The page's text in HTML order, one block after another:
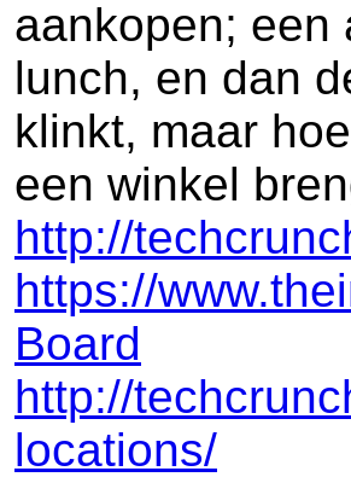
aankopen; een
lunch, en dan
klinkt, maar
een winkel
http://
https://
Board
http://
locations/